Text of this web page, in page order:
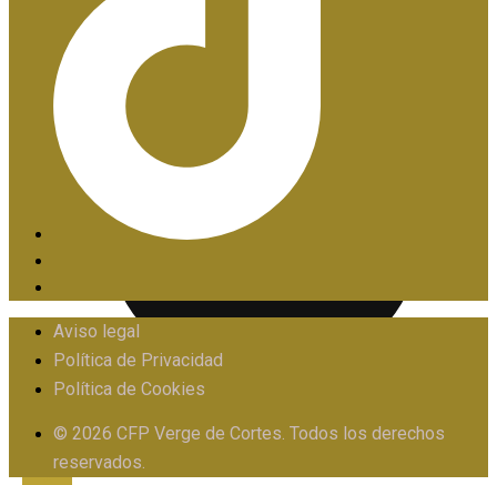
X
Aviso legal
Política de Privacidad
Política de Cookies
© 2026 CFP Verge de Cortes. Todos los derechos
reservados.